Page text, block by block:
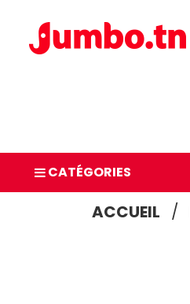
CATÉGORIES
ACCUEIL